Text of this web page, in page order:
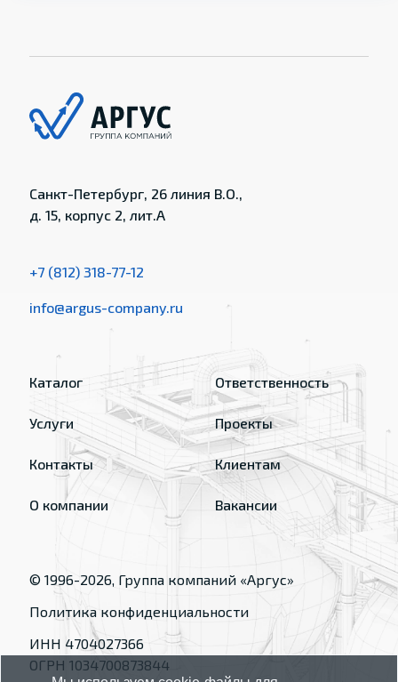
Санкт-Петербург, 26 линия В.О.,
д. 15, корпус 2, лит.А
+7 (812) 318-77-12
info@argus-company.ru
Каталог
Услуги
Контакты
О компании
Ответственность
Проекты
Клиентам
Вакансии
© 1996-2026, Группа компаний «Аргус»
Политика конфиденциальности
ИНН 4704027366
ОГРН 1034700873844